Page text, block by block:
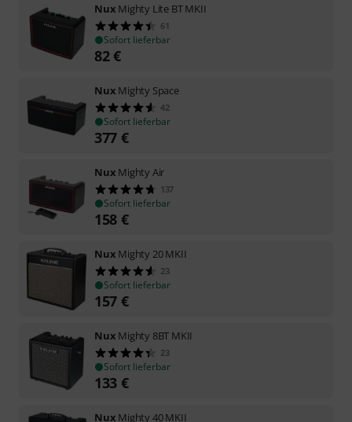
Nux Mighty Lite BT MKII
61
Sofort lieferbar
82€
Nux Mighty Space
42
Sofort lieferbar
377 €
Nux Mighty Air
137
Sofort lieferbar
158 €
Nux Mighty 20 MKII
23
Sofort lieferbar
157 €
Nux Mighty 8BT MKII
23
Sofort lieferbar
133 €
Nux Mighty 40 MKII